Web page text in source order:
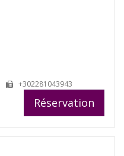
+302281043943
Réservation